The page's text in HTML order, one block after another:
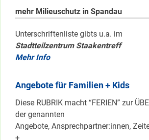
mehr Milieuschutz in Spandau
Unterschriftenliste gibts u.a. im
Stadtteilzentrum Staakentreff
Mehr Info
Angebote für Familien + Kids
Diese RUBRIK macht “FERIEN” zur
der genannten
Angebote, Ansprechpartner:innen,
+